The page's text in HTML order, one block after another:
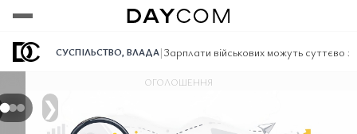
СУСПІЛЬСТВО, ВЛАДА|Зарплати військових можуть суттєво
❯
ОГОЛОШЕННЯ